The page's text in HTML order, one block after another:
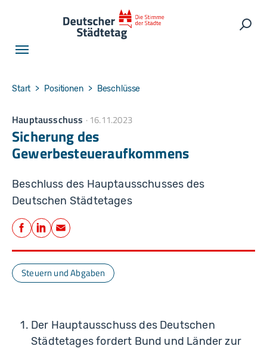
You are here:
Start Positionen Beschlüsse
Hauptausschuss 16.11.2023
Sicherung des
Gewerbesteueraufkommens
Beschluss des Hauptausschusses des
Deutschen Städtetages
Teilen
Facebook
LinkedIn
E-Mail
Steuern und Abgaben
Der Hauptausschuss des Deutschen
Städtetages fordert Bund und Länder zur